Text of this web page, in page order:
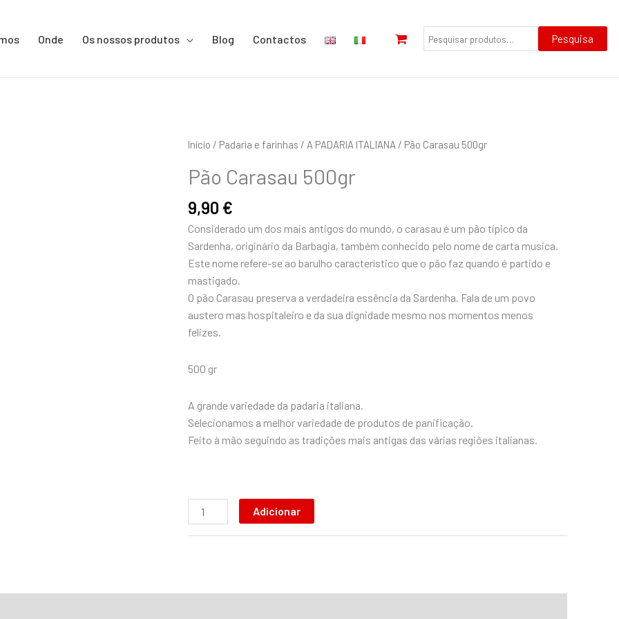
Onde Os nossos produtos Blog Contactos
por:
Pesquisa
Início / Padaria e farinhas / A PADARIA ITALIANA / Pão Carasau 500gr
Pão Carasau 500gr
9,90 €
Considerado um dos mais antigos do mundo, o carasau é um pão típico da
Sardenha, originário da Barbagia, também conhecido pelo nome de carta musica.
Este nome refere-se ao barulho característico que o pão faz quando é partido e
mastigado.
O pão Carasau preserva a verdadeira essência da Sardenha. Fala de um povo
austero mas hospitaleiro e da sua dignidade mesmo nos momentos menos
felizes.
500 gr
A grande variedade da padaria italiana.
Selecionamos a melhor variedade de produtos de panificação.
Feito à mão seguindo as tradições mais antigas das várias regiões italianas.
Quantidade
Pão
500gr
Adicionar